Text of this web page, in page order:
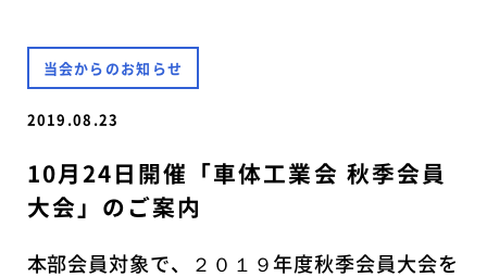
当会からのお知らせ
2019.08.23
10月24日開催「車体工業会 秋季会員
大会」のご案内
本部会員対象で、２０１９年度秋季会員大会を